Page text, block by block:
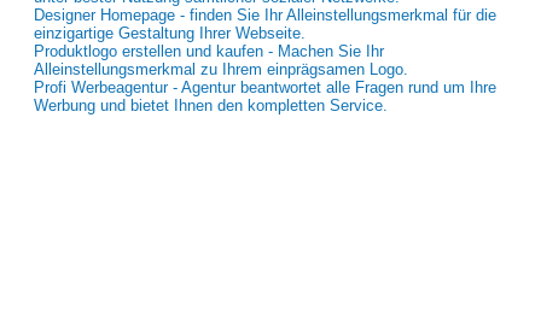
Designer Homepage - finden Sie Ihr Alleinstellungsmerkmal für die
einzigartige Gestaltung Ihrer Webseite.
Produktlogo erstellen und kaufen - Machen Sie Ihr
Alleinstellungsmerkmal zu Ihrem einprägsamen Logo.
Profi Werbeagentur - Agentur beantwortet alle Fragen rund um Ihre
Werbung und bietet Ihnen den kompletten Service.